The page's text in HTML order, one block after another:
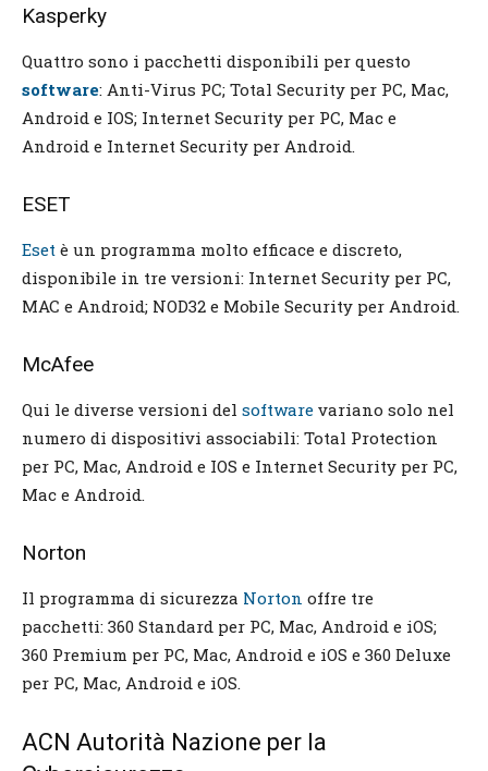
Kasperky
Quattro sono i pacchetti disponibili per questo
software: Anti-Virus PC; Total Security per PC, Mac,
Android e IOS; Internet Security per PC, Mac e
Android e Internet Security per Android.
ESET
Eset è un programma molto efficace e discreto,
disponibile in tre versioni: Internet Security per PC,
MAC e Android; NOD32 e Mobile Security per Android.
McAfee
Qui le diverse versioni del software variano solo nel
numero di dispositivi associabili: Total Protection
per PC, Mac, Android e IOS e Internet Security per PC,
Mac e Android.
Norton
Il programma di sicurezza Norton offre tre
pacchetti: 360 Standard per PC, Mac, Android e iOS;
360 Premium per PC, Mac, Android e iOS e 360 Deluxe
per PC, Mac, Android e iOS.
ACN Autorità Nazione per la